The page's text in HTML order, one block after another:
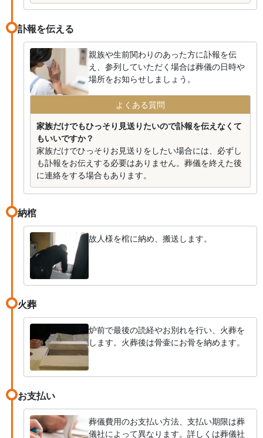
訃報を伝える
親族や生前関わりのあった方に訃報を伝
え、参列していただく場合は葬儀の日時や
場所をお知らせしましょう。
よくある質問
家族だけでもひっそり見送りたいので訃報を伝えなくて
もいいですか？
家族だけでひっそりお見送りをしたい場合には、必ずし
も訃報をお伝えする必要はありません。葬儀を終えた後
に連絡をする場合もあります。
納棺
故人様を棺に納め、搬送します。
火葬
炉前で最後の読経やお別れを行い、火葬を
します。火葬後は骨壷にお骨を納めます。
お支払い
葬儀費用のお支払い方法、支払い期限は葬
儀社によって異なります。詳しくは葬儀社